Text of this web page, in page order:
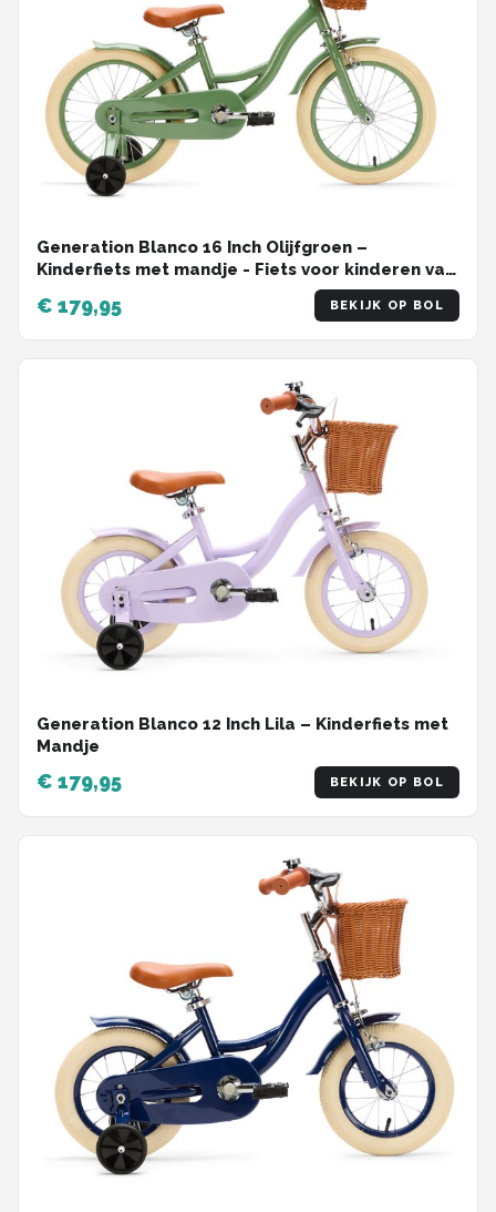
Generation Blanco 16 Inch Olijfgroen –
Kinderfiets met mandje - Fiets voor kinderen van
€ 179,95 BEKIJK OP BOL
Generation Blanco 12 Inch Lila – Kinderfiets met
Mandje
€ 179,95 BEKIJK OP BOL